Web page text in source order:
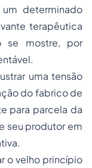
determinado
terapêutica
se mostre, por
uma tensão
do fabrico de
para parcela da
seu produtor em
o velho princípio